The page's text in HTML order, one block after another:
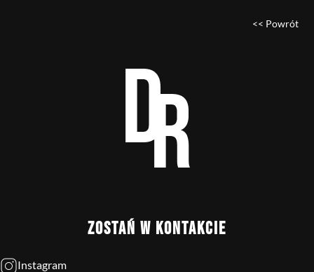
<< Powrót
ZOSTAŃ W KONTAKCIE
Instagram